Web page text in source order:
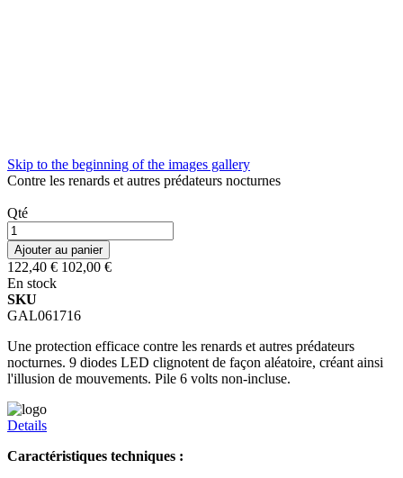
Skip to the beginning of the images gallery
Contre les renards et autres prédateurs nocturnes
Qté
Ajouter au panier
122,40 € 102,00 €
En stock
SKU
GAL061716
Une protection efficace contre les renards et autres prédateurs
nocturnes. 9 diodes LED clignotent de façon aléatoire, créant ainsi
l'illusion de mouvements. Pile 6 volts non-incluse.
Details
Caractéristiques techniques :